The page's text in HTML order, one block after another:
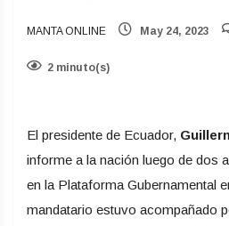
MANTA ONLINE May 24, 2023
2 minuto(s)
El presidente de Ecuador,
informe a la nación luego de dos
en la Plataforma Gubernamental
mandatario estuvo acompañado